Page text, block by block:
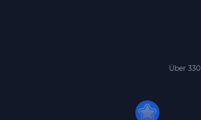
Über